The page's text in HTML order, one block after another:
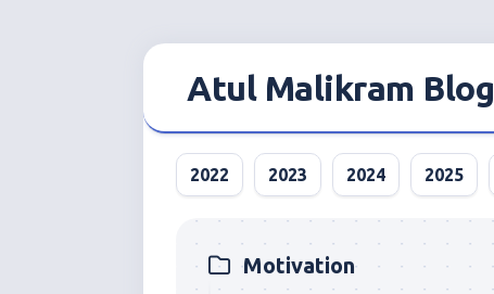
Atul Malikram Blog
2022 2023 2024 2025
Motivation